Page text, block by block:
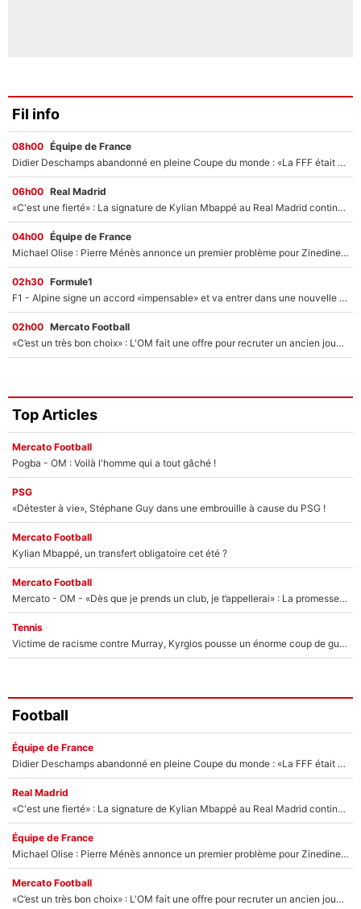
Fil info
08h00 Équipe de France
Didier Deschamps abandonné en pleine Coupe du monde : «La FFF était déjà passée à Zinedine Zidane»
06h00 Real Madrid
«C'est une fierté» : La signature de Kylian Mbappé au Real Madrid continue de régaler l'Espagne
04h00 Équipe de France
Michael Olise : Pierre Ménès annonce un premier problème pour Zinedine Zidane en équipe de France
02h30 Formule1
F1 - Alpine signe un accord «impensable» et va entrer dans une nouvelle dimension : Grande nouvelle pour Pierre Gasly !
02h00 Mercato Football
«C’est un très bon choix» : L'OM fait une offre pour recruter un ancien joueur du PSG... et c'est validé dans l'After Foot !
Top Articles
Mercato Football
Pogba - OM : Voilà l'homme qui a tout gâché !
PSG
«Détester à vie», Stéphane Guy dans une embrouille à cause du PSG !
Mercato Football
Kylian Mbappé, un transfert obligatoire cet été ?
Mercato Football
Mercato - OM - «Dès que je prends un club, je t’appellerai» : La promesse de Marcelino au moment de claquer la porte
Tennis
Victime de racisme contre Murray, Kyrgios pousse un énorme coup de gueule !
Football
Équipe de France
Didier Deschamps abandonné en pleine Coupe du monde : «La FFF était déjà passée à Zinedine Zidane»
Real Madrid
«C'est une fierté» : La signature de Kylian Mbappé au Real Madrid continue de régaler l'Espagne
Équipe de France
Michael Olise : Pierre Ménès annonce un premier problème pour Zinedine Zidane en équipe de France
Mercato Football
«C’est un très bon choix» : L'OM fait une offre pour recruter un ancien joueur du PSG... et c'est validé dans l'After Foot !